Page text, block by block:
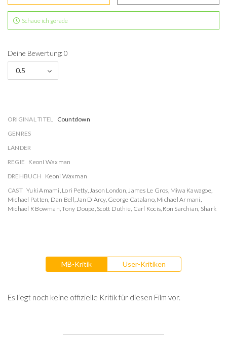
Schaue ich gerade
Deine Bewertung: 0
0.5
ORIGINAL TITEL Countdown
GENRES
LÄNDER
REGIE Keoni Waxman
DREHBUCH Keoni Waxman
CAST Yuki Amami, Lori Petty,Jason London,James Le Gros, Miwa Kawagoe,
Michael Patten, Dan Bell,Jan D'Arcy, George Catalano, Michael Armani,
Michael R Bowman,Tony Doupe, Scott Duthie, Carl Kocis, Ron Sarchian, Shark
MB-Kritik User-Kritiken
Es liegt noch keine offizielle Kritik für diesen Film vor.